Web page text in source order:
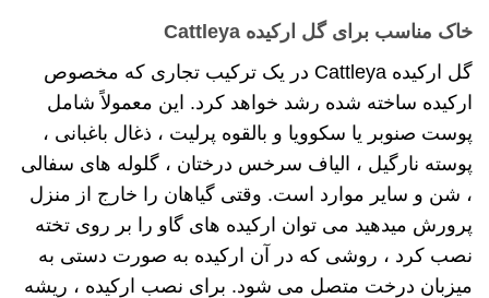
خاک مناسب برای گل ارکیده Cattleya
گل ارکیده Cattleya در یک ترکیب تجاری که مخصوص
ارکیده ساخته شده رشد خواهد کرد. این معمولاً شامل
پوست صنوبر یا سکوویا و بالقوه پرلیت ، ذغال باغبانی ،
پوسته نارگیل ، الیاف سرخس درختان ، گلوله های سفالی
، شن و سایر موارد است. وقتی گیاهان را خارج از منزل
پرورش میدهید می توان ارکیده های گاو را بر روی تخته
نصب کرد ، روشی که در آن ارکیده به صورت دستی به
میزبان درخت متصل می شود. برای نصب ارکیده ، ریشه